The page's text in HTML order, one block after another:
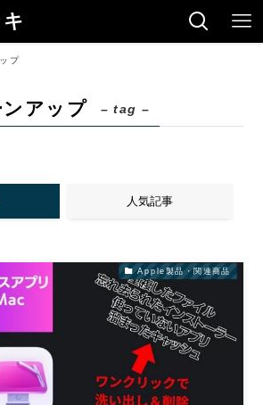
プ
アップ – tag –
人気記事
Apple製品・関連商品